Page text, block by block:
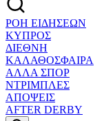
ΡΟΗ ΕΙΔΗΣΕΩΝ
ΚΥΠΡΟΣ
ΔΙΕΘΝΗ
ΚΑΛΑΘΟΣΦΑΙΡΑ
ΑΛΛΑ ΣΠΟΡ
ΝΤΡΙΜΠΛΕΣ
ΑΠΟΨΕΙΣ
AFTER DERBY